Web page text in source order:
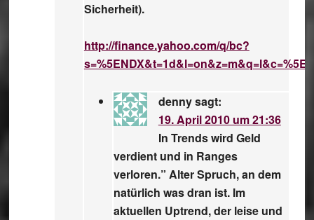
Sicherheit).
http://finance.yahoo.com/q/bc?
dennysagt:
19. April 2010 um 21:36
In Trends wird Geld
verdient und in Ranges
verloren.” Alter Spruch, an dem
natürlich was dran ist. Im
aktuellen Uptrend, der leise und